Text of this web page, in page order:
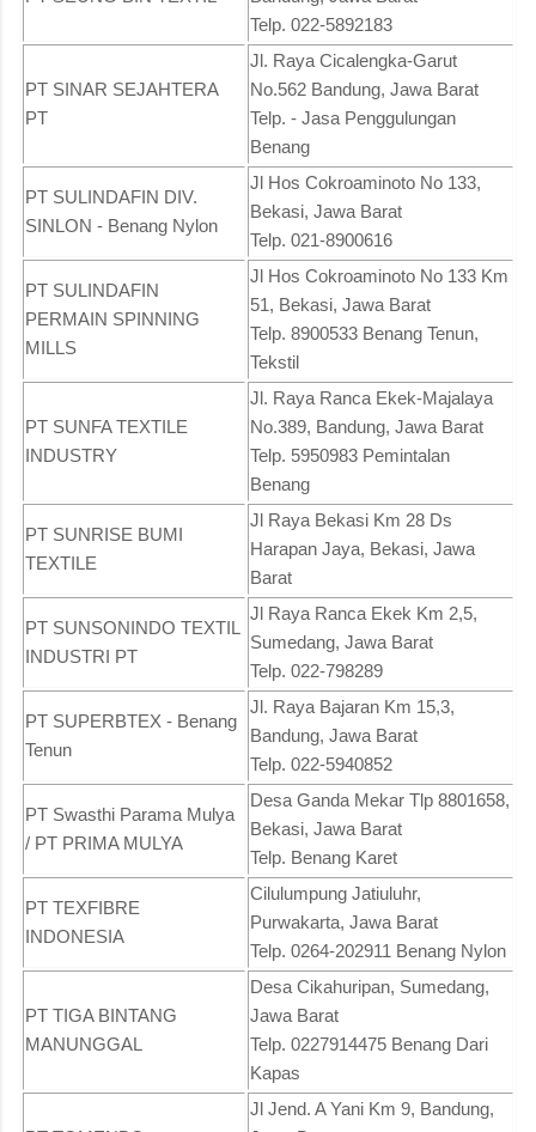
Telp. 022-5892183
PT SINAR SEJAHTERA
PT
Jl. Raya Cicalengka-Garut
No.562 Bandung, Jawa Barat
Telp. - Jasa Penggulungan
Benang
PT SULINDAFIN DIV.
SINLON - Benang Nylon
Jl Hos Cokroaminoto No 133,
Bekasi, Jawa Barat
Telp. 021-8900616
PT SULINDAFIN
PERMAIN SPINNING
MILLS
Jl Hos Cokroaminoto No 133 Km
51, Bekasi, Jawa Barat
Telp. 8900533 Benang Tenun,
Tekstil
PT SUNFA TEXTILE
INDUSTRY
Jl. Raya Ranca Ekek-Majalaya
No.389, Bandung, Jawa Barat
Telp. 5950983 Pemintalan
Benang
PT SUNRISE BUMI
TEXTILE
Jl Raya Bekasi Km 28 Ds
Harapan Jaya, Bekasi, Jawa
Barat
PT SUNSONINDO TEXTIL
INDUSTRI PT
Jl Raya Ranca Ekek Km 2,5,
Sumedang, Jawa Barat
Telp. 022-798289
PT SUPERBTEX - Benang
Tenun
Jl. Raya Bajaran Km 15,3,
Bandung, Jawa Barat
Telp. 022-5940852
PT Swasthi Parama Mulya
/ PT PRIMA MULYA
Desa Ganda Mekar Tlp 8801658,
Bekasi, Jawa Barat
Telp. Benang Karet
PT TEXFIBRE
INDONESIA
Cilulumpung Jatiuluhr,
Purwakarta, Jawa Barat
Telp. 0264-202911 Benang Nylon
PT TIGA BINTANG
MANUNGGAL
Desa Cikahuripan, Sumedang,
Jawa Barat
Telp. 0227914475 Benang Dari
Kapas
Jl Jend. A Yani Km 9, Bandung,